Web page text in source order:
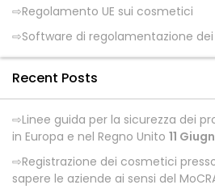
Regolamento UE sui cosmetici
Software di regolamentazione
Recent Posts
Linee guida per la sicurezza dei
in Europa e nel Regno Unito 11
Registrazione dei cosmetici
sapere le aziende ai sensi del